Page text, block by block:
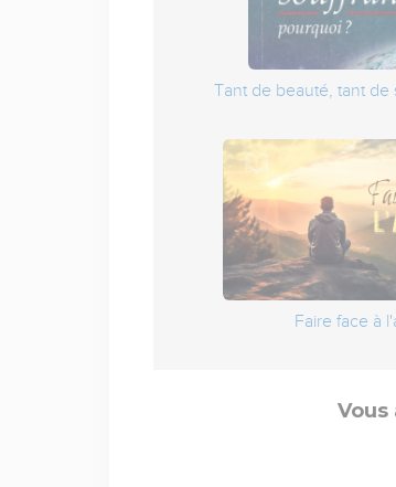
Tant de beauté, tant de
Faire face à
Vous